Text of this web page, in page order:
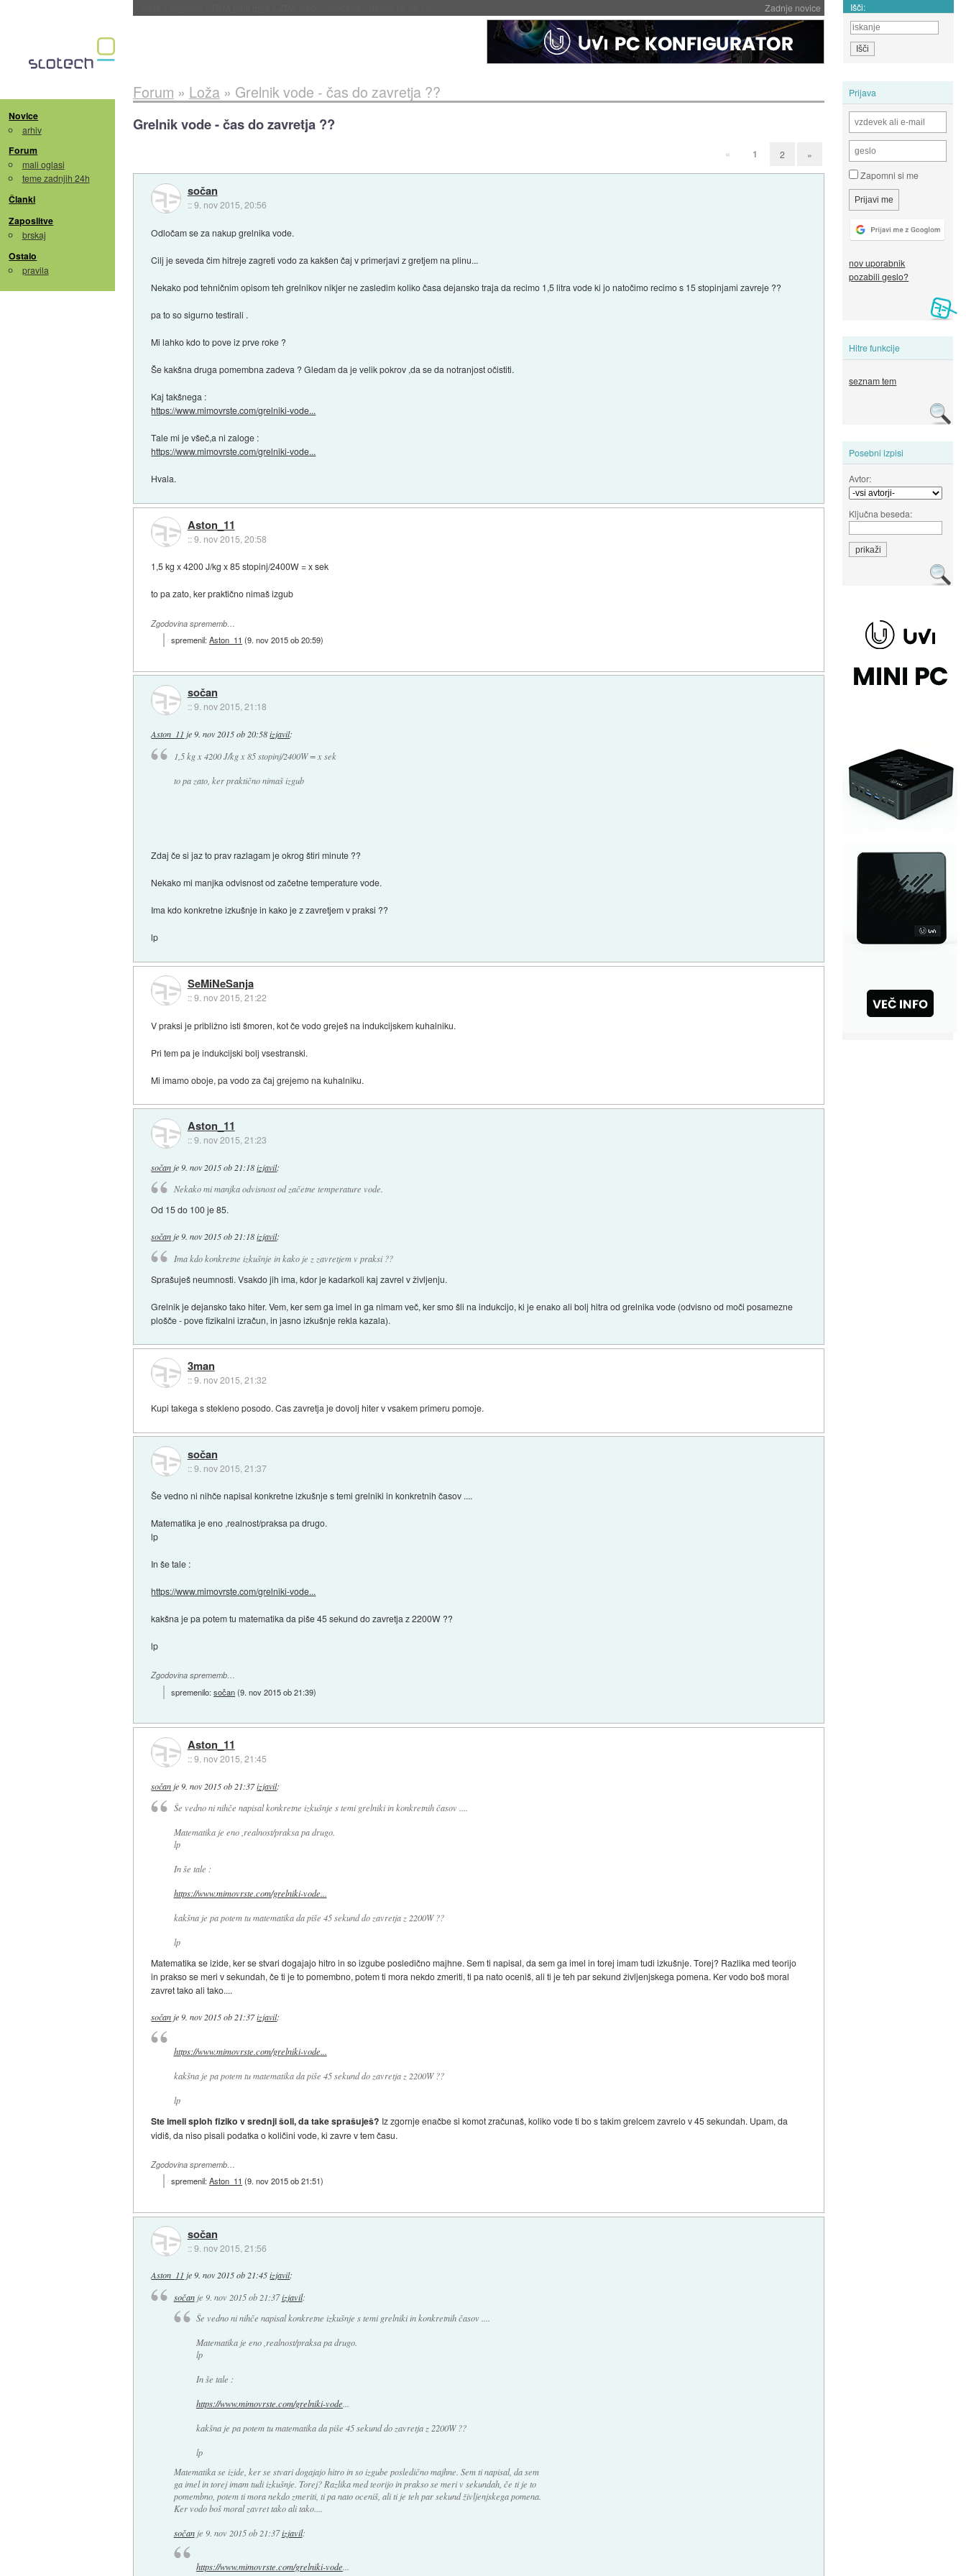
Zadnje novice Išči:
Novice
arhiv
Forum
mali oglasi
teme zadnjih 24h
Članki
Zaposlitve
brskaj
Ostalo
pravila
Prijava
Zapomni si me
nov uporabnik
pozabili geslo?
Hitre funkcije
seznam tem
Posebni izpisi
Avtor:
Ključna beseda:
Forum » Loža» Grelnik vode - čas do zavretja ??
Grelnik vode - čas do zavretja ??
« 1 2 »
sočan
::9. nov 2015, 20:56
Odločam se za nakup grelnika vode.
Cilj je seveda čim hitreje zagreti vodo za kakšen čaj v primerjavi z gretjem na plinu...
Nekako pod tehničnim opisom teh grelnikov nikjer ne zasledim koliko časa dejansko traja da recimo 1,5 litra vode ki jo natočimo recimo s 15 stopinjami zavreje ??
pa to so sigurno testirali .
Mi lahko kdo to pove iz prve roke ?
Še kakšna druga pomembna zadeva ? Gledam da je velik pokrov ,da se da notranjost očistiti.
Kaj takšnega :
https://www.mimovrste.com/grelniki-vode...
Tale mi je všeč,a ni zaloge :
https://www.mimovrste.com/grelniki-vode...
Hvala.
Aston_11
::9. nov 2015, 20:58
1,5 kg x 4200 J/kg x 85 stopinj/2400W = x sek
to pa zato, ker praktično nimaš izgub
Zgodovina sprememb…
spremenil:Aston_11 (9. nov 2015 ob 20:59)
sočan
::9. nov 2015, 21:18
Aston_11 je 9. nov 2015 ob 20:58 izjavil:
1,5 kg x 4200 J/kg x 85 stopinj/2400W = x sek
to pa zato, ker praktično nimaš izgub
Zdaj če si jaz to prav razlagam je okrog štiri minute ??
Nekako mi manjka odvisnost od začetne temperature vode.
Ima kdo konkretne izkušnje in kako je z zavretjem v praksi ??
lp
SeMiNeSanja
::9. nov 2015, 21:22
V praksi je približno isti šmoren, kot če vodo greješ na indukcijskem kuhalniku.
Pri tem pa je indukcijski bolj vsestranski.
Mi imamo oboje, pa vodo za čaj grejemo na kuhalniku.
Aston_11
::9. nov 2015, 21:23
sočan je 9. nov 2015 ob 21:18 izjavil:
Nekako mi manjka odvisnost od začetne temperature vode.
Od 15 do 100 je 85.
sočanje9. nov 2015 ob 21:18 izjavil:
Ima kdo konkretne izkušnje in kako je z zavretjem v praksi ??
Sprašuješ neumnosti. Vsakdo jih ima, kdor je kadarkoli kaj zavrel v življenju.
Grelnik je dejansko tako hiter. Vem, ker sem ga imel in ga nimam več, ker smo šli na indukcijo, ki je enako ali bolj hitra od grelnika vode (odvisno od moči posamezne
plošče - pove fizikalni izračun, in jasno izkušnje rekla kazala).
3man
::9. nov 2015, 21:32
Kupi takega s stekleno posodo. Cas zavretja je dovolj hiter v vsakem primeru pomoje.
sočan
::9. nov 2015, 21:37
Še vedno ni nihče napisal konkretne izkušnje s temi grelniki in konkretnih časov ....
Matematika je eno ,realnost/praksa pa drugo.
lp
In še tale :
https://www.mimovrste.com/grelniki-vode...
kakšna je pa potem tu matematika da piše 45 sekund do zavretja z 2200W ??
lp
Zgodovina sprememb…
spremenilo:sočan(9. nov 2015 ob 21:39)
Aston_11
::9. nov 2015, 21:45
sočan je 9. nov 2015 ob 21:37izjavil:
Še vedno ni nihče napisal konkretne izkušnje s temi grelniki in konkretnih časov ....
Matematika je eno ,realnost/praksa pa drugo.
lp
In še tale :
https://www.mimovrste.com/grelniki-vode...
kakšna je pa potem tu matematika da piše 45 sekund do zavretja z 2200W ??
lp
Matematika se izide, ker se stvari dogajajo hitro in so izgube posledično majhne. Sem ti napisal, da sem ga imel in torej imam tudi izkušnje. Torej? Razlika med teorijo
in prakso se meri v sekundah, če ti je to pomembno, potem ti mora nekdo zmeriti, ti pa nato oceniš, ali ti je teh par sekund življenjskega pomena. Ker vodo boš moral
zavret tako ali tako....
sočanje9. nov 2015 ob 21:37izjavil:
https://www.mimovrste.com/grelniki-vode...
kakšna je pa potem tu matematika da piše 45 sekund do zavretja z 2200W ??
lp
Ste imeli sploh fiziko v srednji šoli, da take sprašuješ? Iz zgornje enačbe si komot zračunaš, koliko vode ti bo s takim grelcem zavrelo v 45 sekundah. Upam, da
vidiš, da niso pisali podatka o količini vode, ki zavre v tem času.
Zgodovina sprememb…
spremenil:Aston_11 (9. nov 2015 ob 21:51)
sočan
::9. nov 2015, 21:56
Aston_11 je9. nov 2015 ob 21:45 izjavil:
sočanje 9. nov 2015 ob 21:37 izjavil:
Še vedno ni nihče napisal konkretne izkušnje s temi grelniki in konkretnih časov ....
Matematika je eno ,realnost/praksa pa drugo.
lp
In še tale :
https://www.mimovrste.com/grelniki-vode
kakšna je pa potem tu matematika da piše 45 sekund do zavretja z 2200W ??
lp
Matematika se izide, ker se stvari dogajajo hitro in so izgube posledično majhne. Sem ti napisal, da sem
ga imel in torej imam tudi izkušnje. Torej? Razlika med teorijo in prakso se meri v sekundah, če ti je to
pomembno, potem ti mora nekdo zmeriti, ti pa nato oceniš, ali ti je teh par sekund življenjskega pomena.
Ker vodo boš moral zavret tako ali tako....
sočanje 9. nov 2015 ob 21:37 izjavil:
https://www.mimovrste.com/grelniki-vode